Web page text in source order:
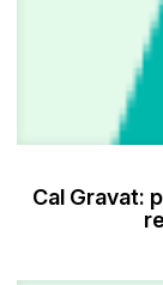
Cal Gravat: